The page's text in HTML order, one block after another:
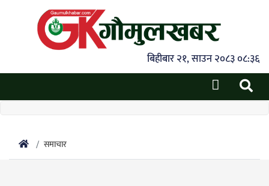
बिहीबार २१, साउन २०८३ ०८:३६
समाचार